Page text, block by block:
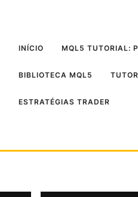
INÍCIO MQL5 TUTORIAL:
BIBLIOTECA MQL5
ESTRATÉGIAS TRADER